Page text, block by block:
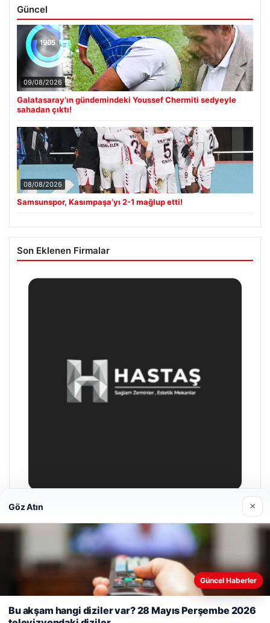
Güncel
09/08/2026
Galatasaray’ın gündemindeki Youssef Chermiti sedyeyle
sahadan çıktı!
08/08/2026
Samsunspor, Kasımpaşa’yı 2-1 mağlup etti!
Son Eklenen Firmalar
29/04/2026
Web sitemizi nasıl kullandığınızı daha iyi anlayabilmek,
deneyiminizi kişiselleştirmek ve geliştirmek amacıyla çerezler
kullanıyoruz.
Çerez Politikamız
Göz Atın ×
Güncel Haberler
Bu akşam hangi diziler var? 28 Mayıs Perşembe 2026